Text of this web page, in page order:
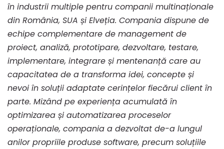
în industrii multiple pentru companii multinaționale
din România, SUA și Elveția. Compania dispune de
echipe complementare de management de
proiect, analiză, prototipare, dezvoltare, testare,
implementare, integrare și mentenanță care au
capacitatea de a transforma idei, concepte și
nevoi în soluții adaptate cerințelor fiecărui client în
parte. Mizând pe experiența acumulată în
optimizarea și automatizarea proceselor
operaționale, compania a dezvoltat de-a lungul
anilor propriile produse software, precum soluțiile